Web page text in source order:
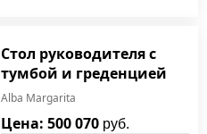
Стол руководителя с
тумбой и греденцией
Alba Margarita
Цена: 500 070 руб.